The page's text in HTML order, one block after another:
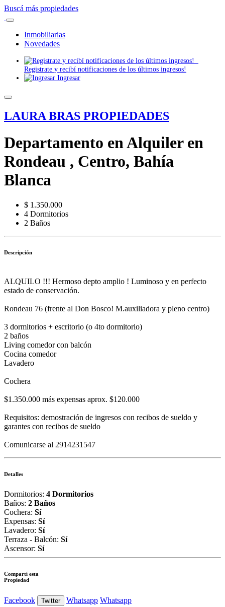
Buscá más propiedades
Inmobiliarias
Novedades
Registrate y recibí notificaciones de los últimos ingresos!
Ingresar
LAURA BRAS PROPIEDADES
Departamento en Alquiler en
Rondeau , Centro, Bahía
Blanca
$ 1.350.000
4 Dormitorios
2 Baños
Descripción
ALQUILO !!! Hermoso depto amplio ! Luminoso y en perfecto
estado de conservación.
Rondeau 76 (frente al Don Bosco! M.auxiliadora y pleno centro)
3 dormitorios + escritorio (o 4to dormitorio)
2 baños
Living comedor con balcón
Cocina comedor
Lavadero
Cochera
$1.350.000 más expensas aprox. $120.000
Requisitos: demostración de ingresos con recibos de sueldo y
garantes con recibos de sueldo
Comunicarse al 2914231547
Detalles
Dormitorios: 4 Dormitorios
Baños: 2 Baños
Cochera: Sí
Expensas: Sí
Lavadero: Sí
Terraza - Balcón: Sí
Ascensor: Sí
Compartí esta
Propiedad
Facebook Twitter Whatsapp Whatsapp